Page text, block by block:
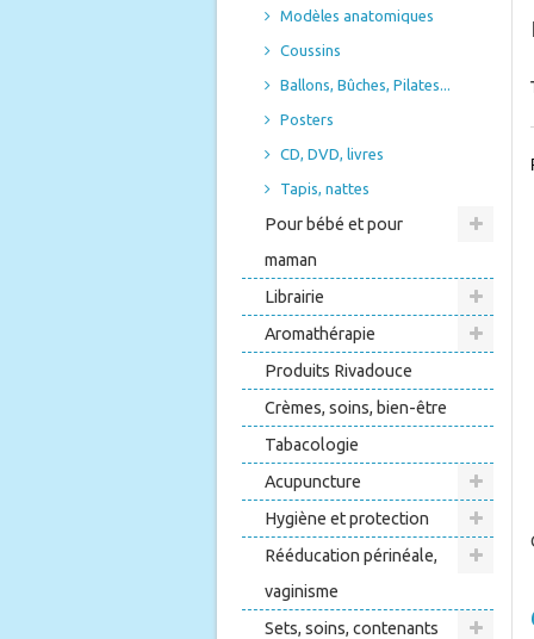
Modèles anatomiques
Coussins
Ballons, Bûches, Pilates...
Posters
CD, DVD, livres
Tapis, nattes
Pour bébé et pour
maman
Librairie
Aromathérapie
Produits Rivadouce
Crèmes, soins, bien-être
Tabacologie
Acupuncture
Hygiène et protection
Rééducation périnéale,
vaginisme
Sets, soins, contenants